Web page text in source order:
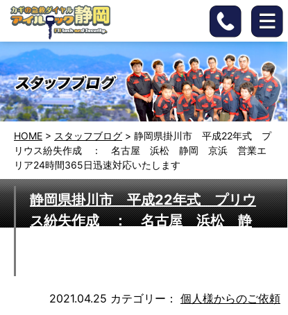
HOME > スタッフブログ > 静岡県掛川市 平成22年式 プ
リウス紛失作成 ： 名古屋 浜松 静岡 京浜 営業エ
リア24時間365日迅速対応いたします
静岡県掛川市 平成22年式 プリウ
ス紛失作成 ： 名古屋 浜松 静
2021.04.25 カテゴリー： 個人様からのご依頼